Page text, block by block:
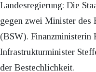
Landesregierung: Die
gegen zwei Minister des
(BSW). Finanzministerin
Infrastrukturminister
der Bestechlichkeit.